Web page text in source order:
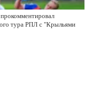
тура РПЛ с "Крыльями